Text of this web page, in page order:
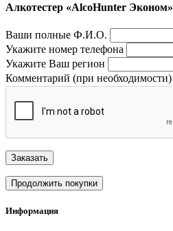
Алкотестер «AlcoHunter Эконом»
Ваши полные Ф.И.О.
Укажите номер телефона
Укажите Ваш регион
Комментарий (при необходимости)
Заказать
Продолжить покупки
Информация